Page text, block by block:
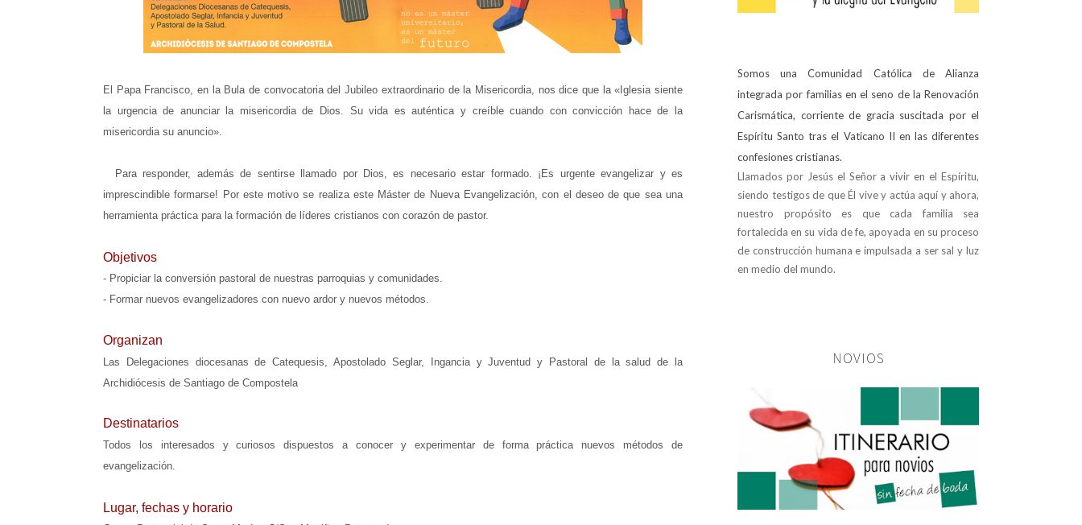
El Papa Francisco, en la Bula de convocatoria del Jubileo extraordinario de la Misericordia, nos dice que la «Iglesia siente
la urgencia de anunciar la misericordia de Dios. Su vida es auténtica y creíble cuando con convicción hace de la
misericordia su anuncio».
Para responder, además de sentirse llamado por Dios, es necesario estar formado. ¡Es urgente evangelizar y es
imprescindible formarse! Por este motivo se realiza este Máster de Nueva Evangelización, con el deseo de que sea una
herramienta práctica para la formación de líderes cristianos con corazón de pastor.
Objetivos
- Propiciar la conversión pastoral de nuestras parroquias y comunidades.
- Formar nuevos evangelizadores con nuevo ardor y nuevos métodos.
Organizan
Las Delegaciones diocesanas de Catequesis, Apostolado Seglar, Ingancia y Juventud y Pastoral de la salud de la
Archidiócesis de Santiago de Compostela
Destinatarios
Todos los interesados y curiosos dispuestos a conocer y experimentar de forma práctica nuevos métodos de
evangelización.
Lugar, fechas y horario
Somos una Comunidad Católica de Alianza
integrada por familias en el seno de la Renovación
Carismática, corriente de gracia suscitada por el
Espíritu Santo tras el Vaticano II en las diferentes
confesiones cristianas.
Llamados por Jesús el Señor a vivir en el Espíritu,
siendo testigos de que Él vive y actúa aquí y ahora,
nuestro propósito es que cada familia sea
fortalecida en su vida de fe, apoyada en su proceso
de construcción humana e impulsada a ser sal y luz
en medio del mundo.
NOVIOS